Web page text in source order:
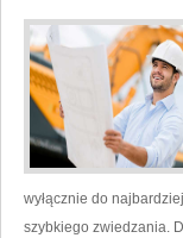
wyłącznie do
szybkiego zwiedzania.